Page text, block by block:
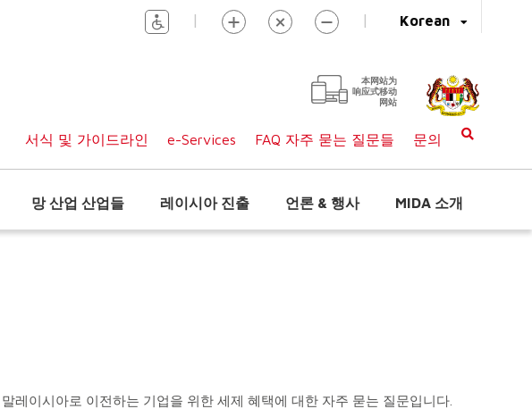
Korean
| |
本网站为
响应式移动
网站
서식 및 가이드라인 e-Services FAQ 자주 묻는 질문들 문의
망 산업 산업들 레이시아 진출 언론 & 행사 MIDA 소개
레이시아로 이전하는 기업을 위한 세제 혜택에 대한 자주 묻는 질문입니다.